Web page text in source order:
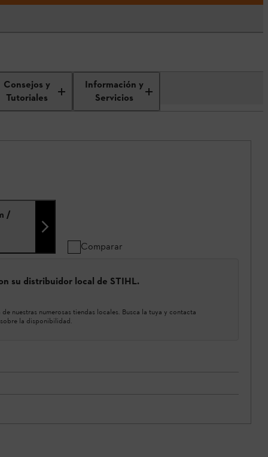
Consejos y
Tutoriales
Información y
Servicios
/
Comparar
su distribuidor local de STIHL.
nuestras numerosas tiendas locales. Busca la tuya y contacta
la disponibilidad.